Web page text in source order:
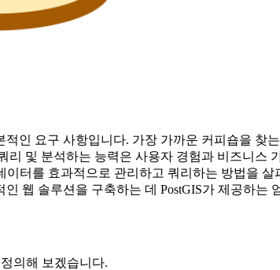
인 요구 사항입니다. 가장 가까운 커피숍을 찾
및 분석하는 능력은 사용자 경험과 비즈니스
터를 효과적으로 관리하고 쿼리하는 방법을
웹 솔루션을 구축하는 데 PostGIS가 제공하는
의해 보겠습니다.